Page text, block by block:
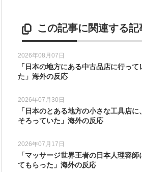
この記事に関連する記
2026年08月07日
「日本の地方にある中古品店に行っ
た」海外の反応
2026年07月30日
「日本のとある地方の小さな工具店
そろっていた」海外の反応
2026年07月17日
「マッサージ世界王者の日本人理容
てもらった」海外の反応